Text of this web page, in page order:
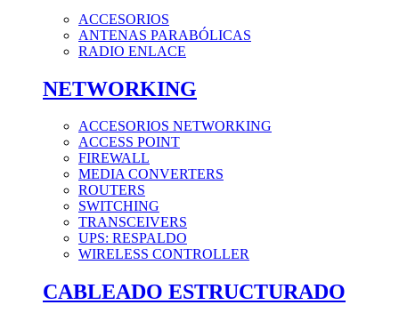
ACCESORIOS
ANTENAS PARABÓLICAS
RADIO ENLACE
NETWORKING
ACCESORIOS NETWORKING
ACCESS POINT
FIREWALL
MEDIA CONVERTERS
ROUTERS
SWITCHING
TRANSCEIVERS
UPS: RESPALDO
WIRELESS CONTROLLER
CABLEADO ESTRUCTURADO